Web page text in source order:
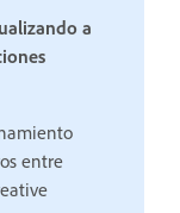
a
entre